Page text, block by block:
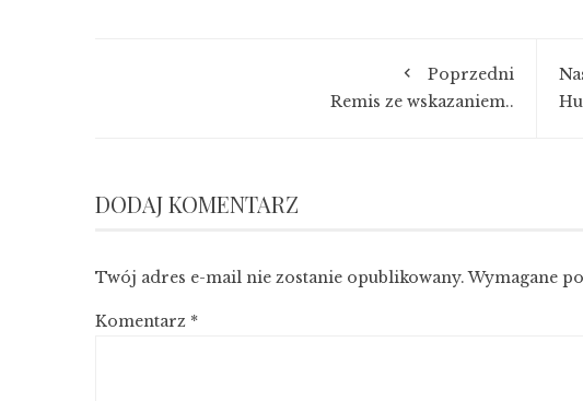
Poprzedni
Remis ze wskazaniem..
DODAJ KOMENTARZ
Twój adres e-mail nie zostanie opublikowany. Wymagane
Komentarz *